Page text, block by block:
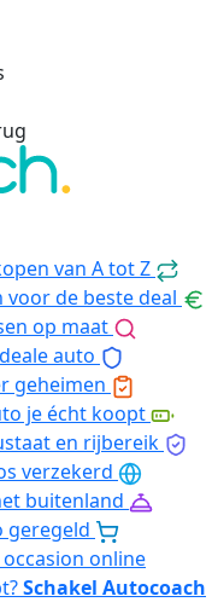
van A tot Z
de beste deal
op maat
auto
geheimen
je écht koopt
en rijbereik
verzekerd
buitenland
geregeld
online
Schakel Autocoach